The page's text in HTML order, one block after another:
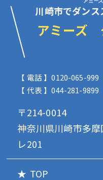
川崎市でダン
アミーズ
【 電話 】0120-065-999
【 代表 】044-281-9899
〒214-0014
神奈川県川崎市多
レ201
TOP